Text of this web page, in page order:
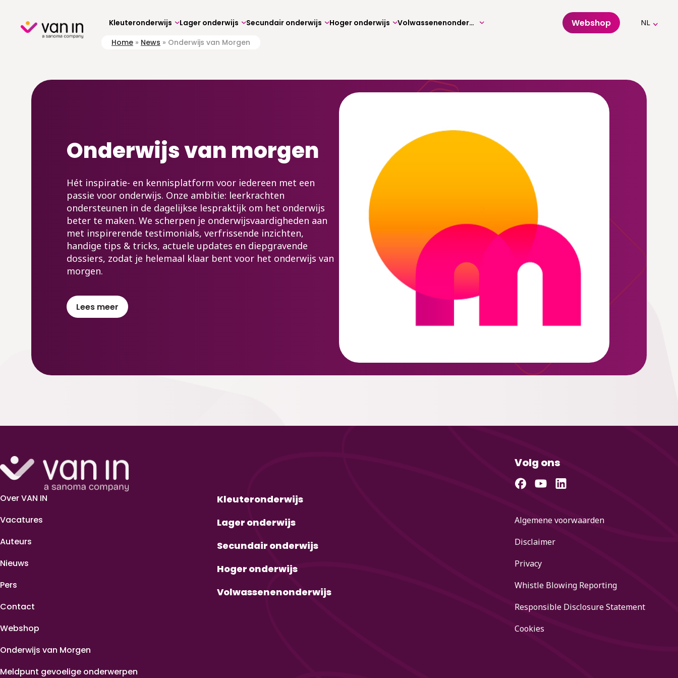
content Kleuteronderwijs Lager onderwijs Secundair onderwijs Hoger onderwijs Volwassenenonderwijs Webshop NL
Home » News » Onderwijs van Morgen
Onderwijs van morgen
Hét inspiratie- en kennisplatform voor iedereen met een
passie voor onderwijs. Onze ambitie: leerkrachten
ondersteunen in de dagelijkse lespraktijk om het onderwijs
beter te maken. We scherpen je onderwijsvaardigheden aan
met inspirerende testimonials, verfrissende inzichten,
handige tips & tricks, actuele updates en diepgravende
dossiers, zodat je helemaal klaar bent voor het onderwijs van
morgen.
Lees meer
Over VAN IN
Vacatures
Auteurs
Nieuws
Pers
Contact
Webshop
Onderwijs van Morgen
Meldpunt gevoelige onderwerpen
Kleuteronderwijs
Lager onderwijs
Secundair onderwijs
Hoger onderwijs
Volwassenenonderwijs
Volg ons
Algemene voorwaarden
Disclaimer
Privacy
Whistle Blowing Reporting
Responsible Disclosure Statement
Cookies